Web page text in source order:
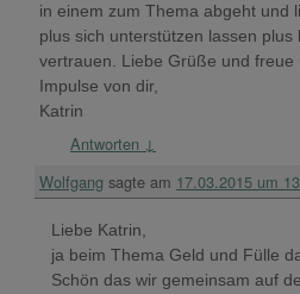
in einem zum Thema abgeht und
plus sich unterstützen lassen plus
vertrauen. Liebe Grüße und freue
Impulse von dir,
Katrin
Antworten ↓
Wolfgang sagte am 17.03.2015 um
Liebe Katrin,
ja beim Thema Geld und Fülle
Schön das wir gemeinsam auf